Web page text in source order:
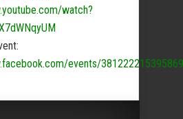
watch?
events/